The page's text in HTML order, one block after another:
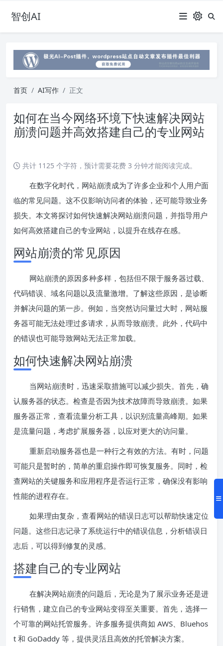
智创AI
首页 AI写作 正文
如何在当今网络环境下快速解决网站
崩溃问题并高效搭建自己的专业网站
共计 1125 个字符，预计需要花费 3 分钟才能阅读完成。
在数字化时代，网站崩溃成为了许多企业和个人用户面
临的常见问题。这不仅影响访问者的体验，还可能导致业务
损失。本文将探讨如何快速解决网站崩溃问题，并指导用户
如何高效搭建自己的专业网站，以提升在线存在感。
网站崩溃的常见原因
网站崩溃的原因多种多样，包括但不限于服务器过载、
代码错误、域名问题以及流量激增。了解这些原因，是诊断
并解决问题的第一步。例如，当突然访问量过大时，网站服
务器可能无法处理过多请求，从而导致崩溃。此外，代码中
的错误也可能导致网站无法正常加载。
如何快速解决网站崩溃
当网站崩溃时，迅速采取措施可以减少损失。首先，确
认服务器的状态。检查是否因为技术故障而导致崩溃。如果
服务器正常，查看流量分析工具，以识别流量高峰期。如果
是流量问题，考虑扩展服务器，以应对更大的访问量。
重新启动服务器也是一种行之有效的方法。有时，问题
可能只是暂时的，简单的重启操作即可恢复服务。同时，检
查网站的关键服务和应用程序是否运行正常，确保没有影响
性能的进程存在。
如果理由复杂，查看网站的错误日志可以帮助快速定位
问题。这些日志记录了系统运行中的错误信息，分析错误日
志后，可以得到修复的灵感。
搭建自己的专业网站
在解决网站崩溃的问题后，无论是为了展示业务还是进
行销售，建立自己的专业网站变得至关重要。首先，选择一
个可靠的网站托管服务。许多服务提供商如 AWS、Bluehos
t 和 GoDaddy 等，提供灵活且高效的托管解决方案。